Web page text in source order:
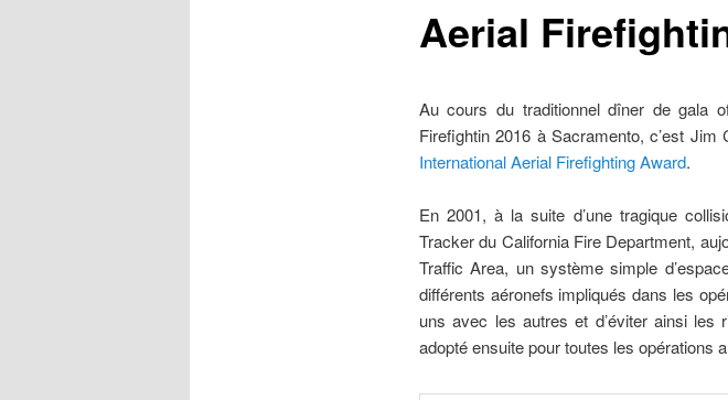
Aerial
Au cours du traditionnel dîner de gala
Firefightin 2016 à Sacramento, c’est
International Aerial Firefighting Award.
En 2001, à la suite d’une tragique
Tracker du California Fire Department,
Traffic Area, un système simple
différents aéronefs impliqués dans les
uns avec les autres et d’éviter ainsi
adopté ensuite pour toutes les opérations